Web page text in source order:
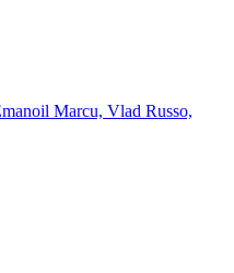
Marcu, Vlad Russo,